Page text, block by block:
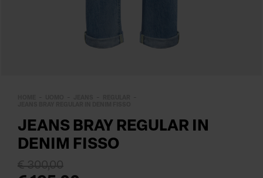
JEANS BRAY REGULAR IN
DENIM FISSO
€ 300,00